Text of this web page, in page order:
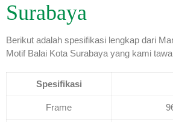
Surabaya
Berikut adalah spesifikasi lengkap dari
Motif Balai Kota Surabaya yang kami
Spesifikasi
Frame